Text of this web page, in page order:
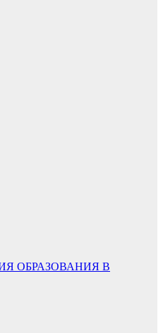
ОБРАЗОВАНИЯ В